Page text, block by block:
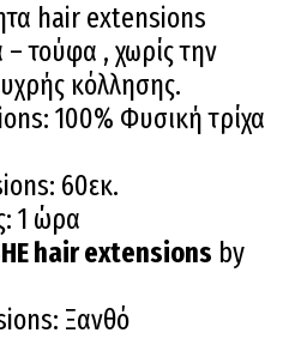
hair extensions
τούφα , χωρίς την
κόλλησης.
100% Φυσική τρίχα
60εκ.
1 ώρα
hair extensions by
Ξανθό